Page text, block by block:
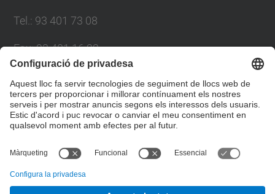
Tel. : 93 401 73 08
Fax:93 401 16 22
Directori UPC
Formulari de contacte